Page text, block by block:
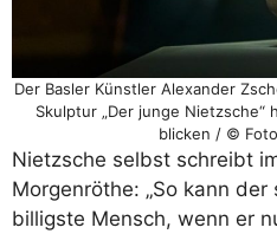
Der Basler Künstler Alexander
Skulptur „Der junge Nietzsche“
blicken / ©
Nietzsche selbst schreibt
Morgenröthe: „So kann
billigste Mensch, wenn er